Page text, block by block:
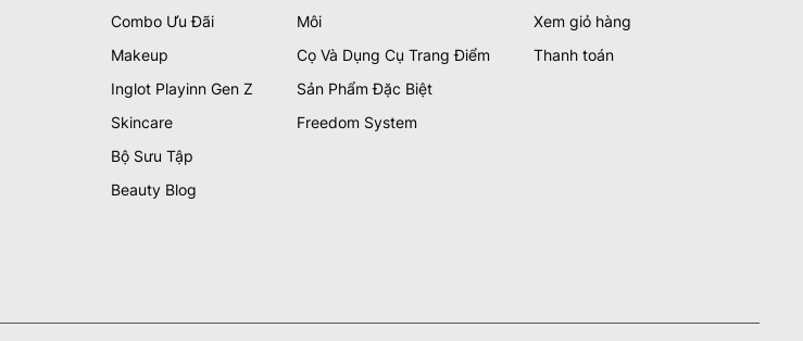
Combo Ưu Đãi
Makeup
Inglot Playinn Gen Z
Skincare
Bộ Sưu Tập
Beauty Blog
Môi
Cọ Và Dụng Cụ Trang Điểm
Sản Phẩm Đặc Biệt
Freedom System
Xem giỏ hàng
Thanh toán